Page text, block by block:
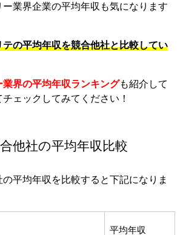
業界企業の平均年収も気になります
テの平均年収を競合他社と比較してい
業界の平均年収ランキングも紹介して
ェックしてみてください！
他社の平均年収比較
平均年収を比較すると下記になりま
平均年収